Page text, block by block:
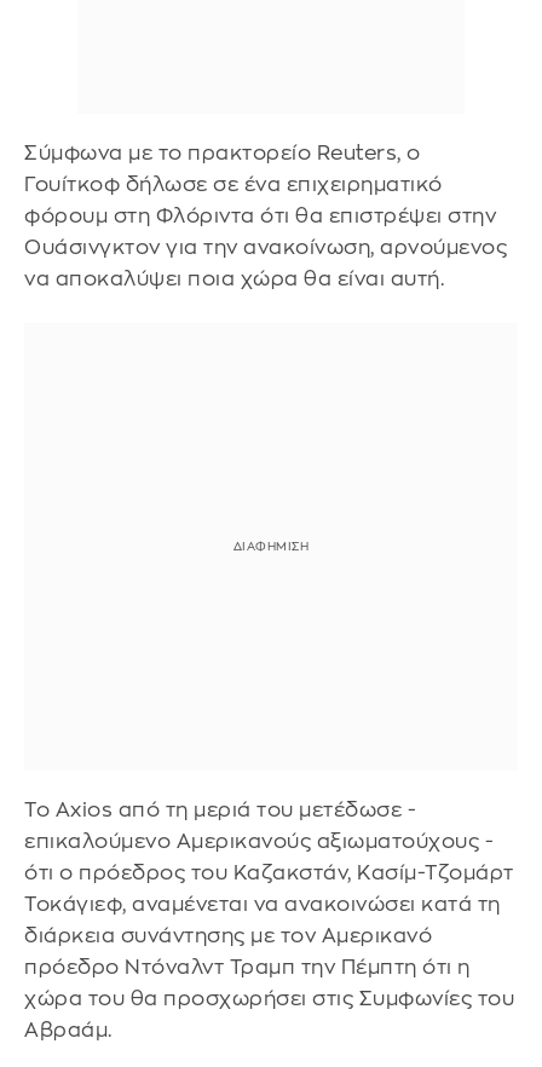
Σύμφωνα με το πρακτορείο Reuters, ο
Γουίτκοφ δήλωσε σε ένα επιχειρηματικό
φόρουμ στη Φλόριντα ότι θα επιστρέψει στην
Ουάσινγκτον για την ανακοίνωση, αρνούμενος
να αποκαλύψει ποια χώρα θα είναι αυτή.
Το Axios από τη μεριά του μετέδωσε -
επικαλούμενο Αμερικανούς αξιωματούχους -
ότι ο πρόεδρος του Καζακστάν, Κασίμ-Τζομάρτ
Τοκάγιεφ, αναμένεται να ανακοινώσει κατά τη
διάρκεια συνάντησης με τον Αμερικανό
πρόεδρο Ντόναλντ Τραμπ την Πέμπτη ότι η
χώρα του θα προσχωρήσει στις Συμφωνίες του
Αβραάμ.